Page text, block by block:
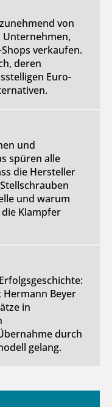
von
verkaufen.
deren
Euro-
und
spüren alle
die Hersteller
und warum
Klampfer
Beyer
in
durch
gelang.